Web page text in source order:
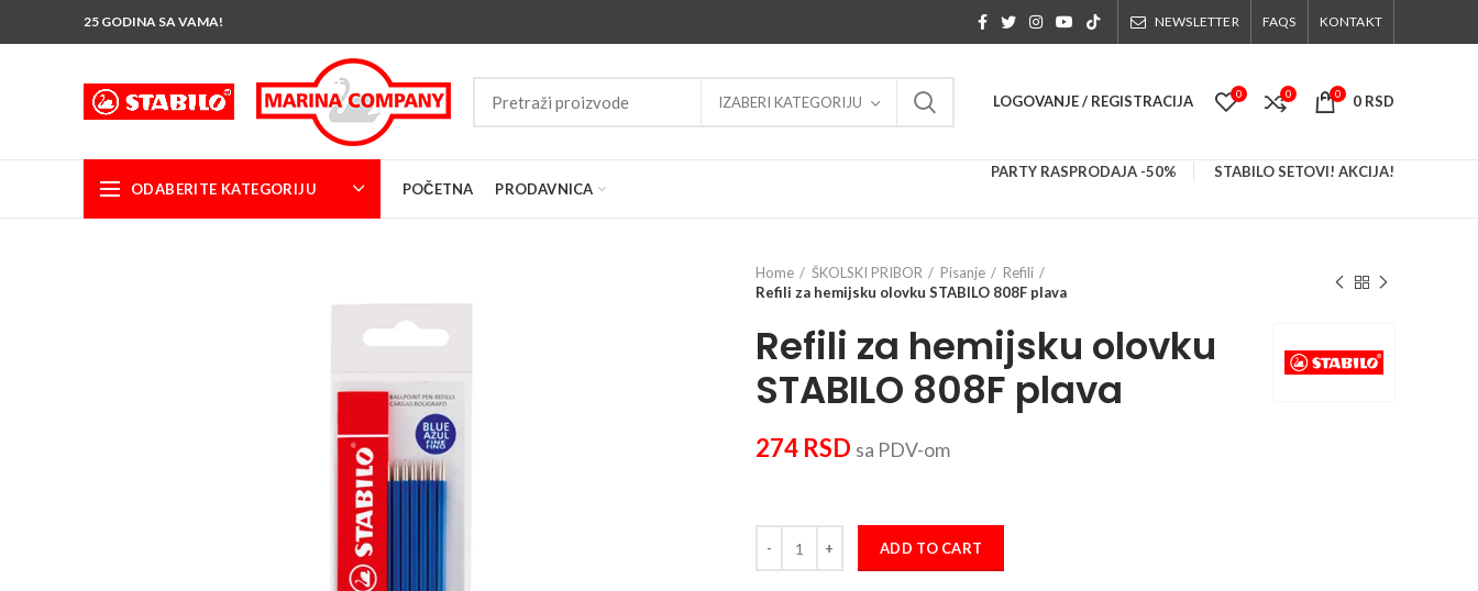
25 GODINA SA VAMA! NEWSLETTER FAQS KONTAKT
IZABERI KATEGORIJU LOGOVANJE / REGISTRACIJA 0 0 0 0 RSD
ODABERITE KATEGORIJU POČETNA PRODAVNICA
PARTY RASPRODAJA -50% STABILO SETOVI! AKCIJA!
Home ŠKOLSKI PRIBOR Pisanje
Refili
Refili za hemijsku olovku STABILO 808F plava
Refili za hemijsku olovku
STABILO 808F plava
274 RSD sa PDV-om
ADD TO CART